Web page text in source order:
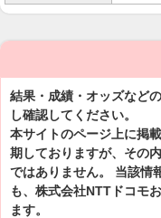
結果・成績・オッズなど
し確認してください。
本サイトのページ上に掲
期しておりますが、その
ではありません。 当該情
も、株式会社NTTドコモ
ます。